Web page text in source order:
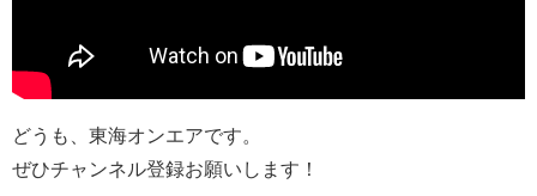
どうも、東海オンエアです。
ぜひチャンネル登録お願いします！